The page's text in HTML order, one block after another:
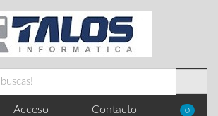
Acceso Contacto 0